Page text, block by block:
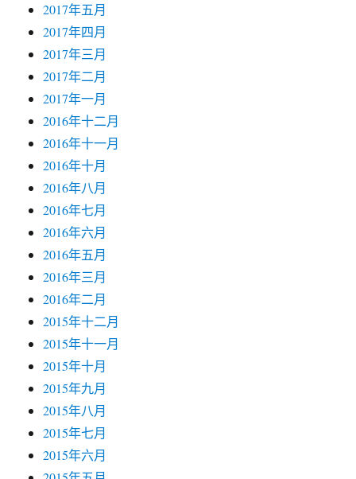
2017年五月
2017年四月
2017年三月
2017年二月
2017年一月
2016年十二月
2016年十一月
2016年十月
2016年八月
2016年七月
2016年六月
2016年五月
2016年三月
2016年二月
2015年十二月
2015年十一月
2015年十月
2015年九月
2015年八月
2015年七月
2015年六月